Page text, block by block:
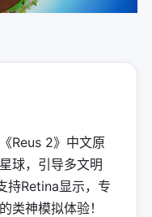
Reus 2》中文原
球，引导多文明
持Retina显示，专
类神模拟体验！